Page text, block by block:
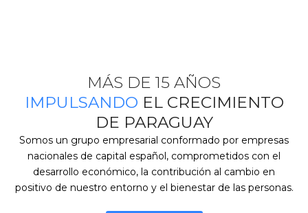
MÁS DE 15 AÑOS
IMPULSANDO EL CRECIMIENTO
DE PARAGUAY
Somos un grupo empresarial conformado por empresas
nacionales de capital español, comprometidos con el
desarrollo económico, la contribución al cambio en
positivo de nuestro entorno y el bienestar de las personas.